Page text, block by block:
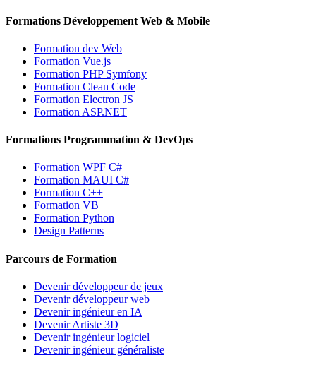
Formations Développement Web & Mobile
Formation dev Web
Formation Vue.js
Formation PHP Symfony
Formation Clean Code
Formation Electron JS
Formation ASP.NET
Formations Programmation & DevOps
Formation WPF C#
Formation MAUI C#
Formation C++
Formation VB
Formation Python
Design Patterns
Parcours de Formation
Devenir développeur de jeux
Devenir développeur web
Devenir ingénieur en IA
Devenir Artiste 3D
Devenir ingénieur logiciel
Devenir ingénieur généraliste